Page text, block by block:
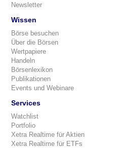
Newsletter
Wissen
Börse besuchen
Über die Börsen
Wertpapiere
Handeln
Börsenlexikon
Publikationen
Events und Webinare
Services
Watchlist
Portfolio
Xetra Realtime für Aktien
Xetra Realtime für ETFs